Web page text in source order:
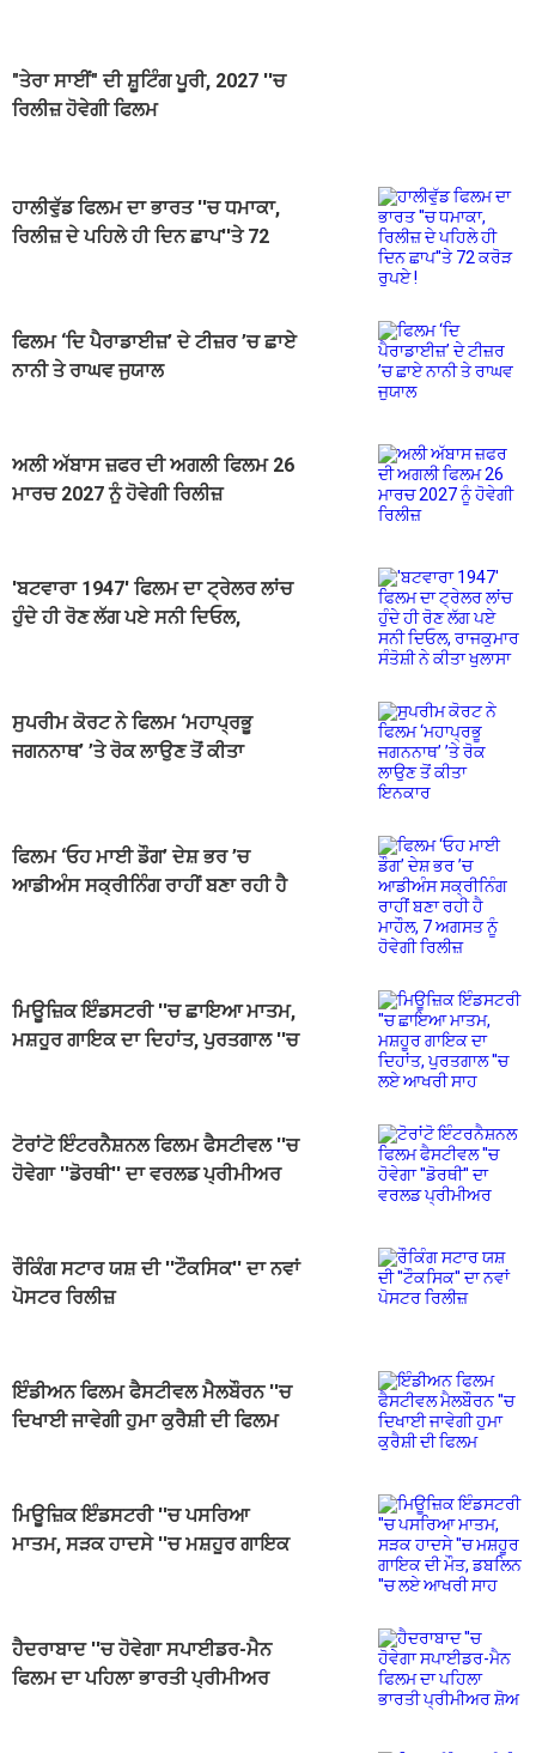
"ਤੇਰਾ ਸਾਈਂ" ਦੀ ਸ਼ੂਟਿੰਗ ਪੂਰੀ, 2027 ''ਚ
ਰਿਲੀਜ਼ ਹੋਵੇਗੀ ਫਿਲਮ
ਹਾਲੀਵੁੱਡ ਫਿਲਮ ਦਾ ਭਾਰਤ ''ਚ ਧਮਾਕਾ,
ਰਿਲੀਜ਼ ਦੇ ਪਹਿਲੇ ਹੀ ਦਿਨ ਛਾਪ''ਤੇ 72
ਫਿਲਮ ‘ਦਿ ਪੈਰਾਡਾਈਜ਼’ ਦੇ ਟੀਜ਼ਰ ’ਚ ਛਾਏ
ਨਾਨੀ ਤੇ ਰਾਘਵ ਜੁਯਾਲ
ਅਲੀ ਅੱਬਾਸ ਜ਼ਫਰ ਦੀ ਅਗਲੀ ਫਿਲਮ 26
ਮਾਰਚ 2027 ਨੂੰ ਹੋਵੇਗੀ ਰਿਲੀਜ਼
'ਬਟਵਾਰਾ 1947' ਫਿਲਮ ਦਾ ਟ੍ਰੇਲਰ ਲਾਂਚ
ਹੁੰਦੇ ਹੀ ਰੋਣ ਲੱਗ ਪਏ ਸਨੀ ਦਿਓਲ,
ਸੁਪਰੀਮ ਕੋਰਟ ਨੇ ਫਿਲਮ ‘ਮਹਾਪ੍ਰਭੂ
ਜਗਨਨਾਥ’ ’ਤੇ ਰੋਕ ਲਾਉਣ ਤੋਂ ਕੀਤਾ
ਫਿਲਮ ‘ਓਹ ਮਾਈ ਡੌਗ’ ਦੇਸ਼ ਭਰ ’ਚ
ਆਡੀਅੰਸ ਸਕ੍ਰੀਨਿੰਗ ਰਾਹੀਂ ਬਣਾ ਰਹੀ ਹੈ
ਮਿਊਜ਼ਿਕ ਇੰਡਸਟਰੀ ''ਚ ਛਾਇਆ ਮਾਤਮ,
ਮਸ਼ਹੂਰ ਗਾਇਕ ਦਾ ਦਿਹਾਂਤ, ਪੁਰਤਗਾਲ ''ਚ
ਟੋਰਾਂਟੋ ਇੰਟਰਨੈਸ਼ਨਲ ਫਿਲਮ ਫੈਸਟੀਵਲ ''ਚ
ਹੋਵੇਗਾ ''ਡੋਰਥੀ'' ਦਾ ਵਰਲਡ ਪ੍ਰੀਮੀਅਰ
ਰੌਕਿੰਗ ਸਟਾਰ ਯਸ਼ ਦੀ ''ਟੌਕਸਿਕ'' ਦਾ ਨਵਾਂ
ਪੋਸਟਰ ਰਿਲੀਜ਼
ਇੰਡੀਅਨ ਫਿਲਮ ਫੈਸਟੀਵਲ ਮੈਲਬੌਰਨ ''ਚ
ਦਿਖਾਈ ਜਾਵੇਗੀ ਹੁਮਾ ਕੁਰੈਸ਼ੀ ਦੀ ਫਿਲਮ
ਮਿਊਜ਼ਿਕ ਇੰਡਸਟਰੀ ''ਚ ਪਸਰਿਆ
ਮਾਤਮ, ਸੜਕ ਹਾਦਸੇ ''ਚ ਮਸ਼ਹੂਰ ਗਾਇਕ
ਹੈਦਰਾਬਾਦ ''ਚ ਹੋਵੇਗਾ ਸਪਾਈਡਰ-ਮੈਨ
ਫਿਲਮ ਦਾ ਪਹਿਲਾ ਭਾਰਤੀ ਪ੍ਰੀਮੀਅਰ